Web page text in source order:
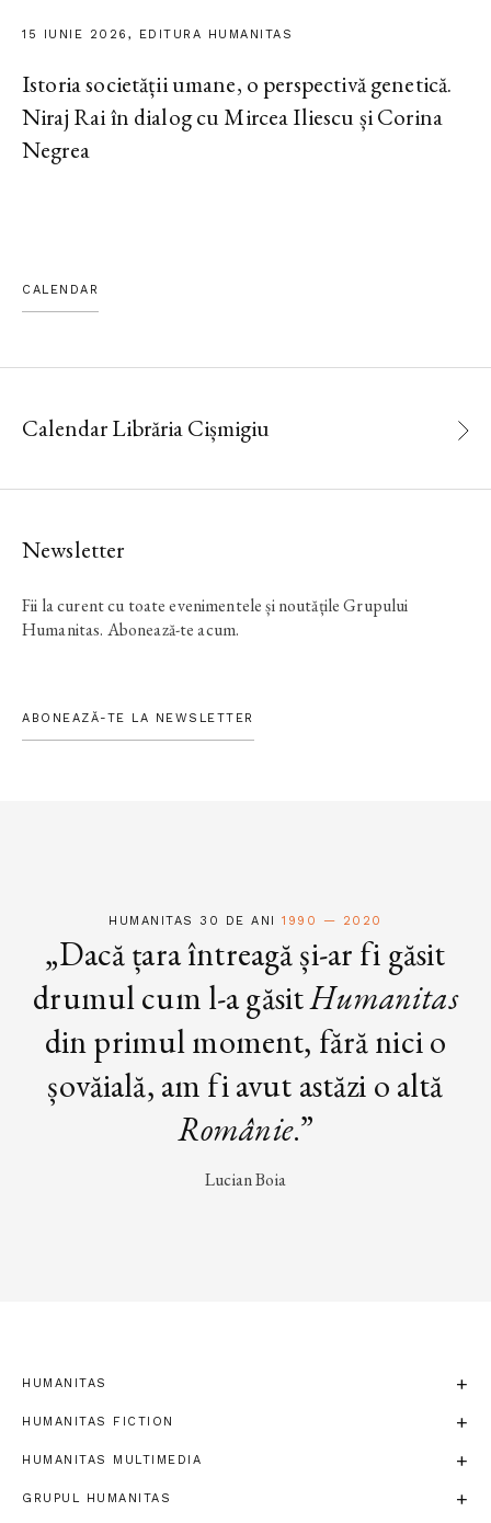
15 IUNIE 2026, EDITURA HUMANITAS
Istoria societății umane, o perspectivă genetică.
Niraj Rai în dialog cu Mircea Iliescu și Corina
Negrea
CALENDAR
Calendar Librăria Cișmigiu
Newsletter
Fii la curent cu toate evenimentele și noutățile Grupului
Humanitas. Abonează-te acum.
ABONEAZĂ-TE LA NEWSLETTER
HUMANITAS 30 DE ANI1990 — 2020
„Dacă țara întreagă și-ar fi găsit
drumul cum l-a găsitHumanitas
din primul moment, fără nici o
șovăială, am fi avut astăzi o altă
Românie.”
Lucian Boia
HUMANITAS
HUMANITAS FICTION
HUMANITAS MULTIMEDIA
GRUPUL HUMANITAS